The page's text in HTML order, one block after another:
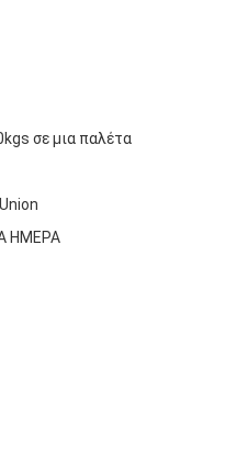
σε μια παλέτα
ΗΜΕΡΑ